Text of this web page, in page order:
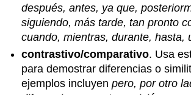
después, antes, ya que,
siguiendo, más tarde, tan pronto
cuando, mientras, durante, hasta,
contrastivo/comparativo. Usa
para demostrar diferencias o
ejemplos incluyenpero, por otro